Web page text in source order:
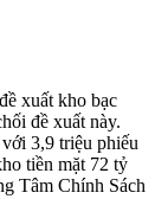
xuất kho bạc
đề xuất này.
3,9 triệu phiếu
tiền mặt 72 tỷ
Tâm Chính Sách